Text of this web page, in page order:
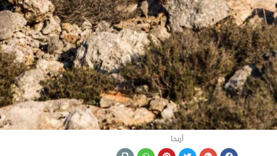
أريحا